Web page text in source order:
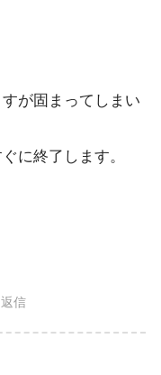
が固まってしまい
に終了します。
返信